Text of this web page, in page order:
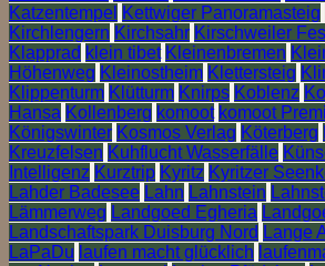
Katzentempel Kettwiger Panoramasteig
Kirchlengern Kirchsahr Kirschweiler
Klapprad klein tibet Kleinenbremen
Höhenweg Kleinostheim Klettersteig
Klippenturm Klütturm Knirps Koblenz
Hansa Kollenberg komoot komoot
Königswinter Kosmos Verlag Köterberg
Kreuzfelsen Kuhflucht Wasserfälle
Intelligenz Kurztrip Kyritz Kyritzer
Lahder Badesee Lahn Lahnstein
Lämmerweg Landgoed Egheria
Landschaftspark Duisburg Nord Lange
LaPaDu laufen macht glücklich